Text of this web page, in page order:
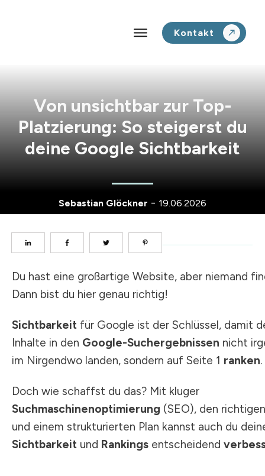
Kontakt
Von unsichtbar zur Top-
Platzierung: So steigerst du
deine Google Sichtbarkeit
Sebastian Glöckner - 19.06.2026
Du hast eine großartige Website, aber niemand
Dann bist du hier genau richtig!
Sichtbarkeit für Google ist der Schlüssel, damit
Inhalte in den Google-Suchergebnissen nicht
im Nirgendwo landen, sondern auf Seite 1 ranken.
Doch wie schaffst du das? Mit kluger
Suchmaschinenoptimierung (SEO), den
und einem strukturierten Plan kannst auch du
Sichtbarkeit und Rankings entscheidend